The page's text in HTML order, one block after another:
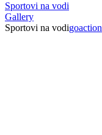
Sportovi na vodi
Gallery
Sportovi na vodigoaction